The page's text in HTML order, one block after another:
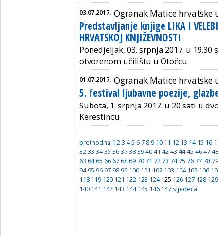
03.07.2017. Ogranak Matice hrvatske
Predstavljanje knjige LIKA I
HRVATSKOJ KNJIŽEVNOSTI
Ponedjeljak, 03. srpnja 2017. u
otvorenom učilištu u Otočcu
01.07.2017. Ogranak Matice hrvatske
5. festival ljubavne poezije,
Subota, 1. srpnja 2017. u 20 sati u
Kerestincu
prethodna 1 23 45 6 7 8 9 10 11 12 13 14 15 16
3233 3435 363738394041 4243 4445 464748
63 64 65 66 67 68 69 70 71 72 73 74 75 76 77 78 79
94 95 96 97 98 99 100 101 102 103 104 105 106
118 119 120 121 122 123 124125 126 127 128 129
140 141 142 143 144 145 146 147 sljedeća